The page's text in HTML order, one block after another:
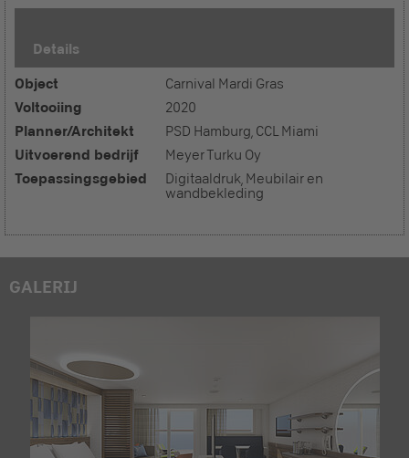
Details
Object Carnival Mardi Gras
Voltooiing 2020
Planner/Architekt PSD Hamburg, CCL Miami
Uitvoerend bedrijf Meyer Turku Oy
Toepassingsgebied
Digitaaldruk, Meubilair en
wandbekleding
GALERIJ